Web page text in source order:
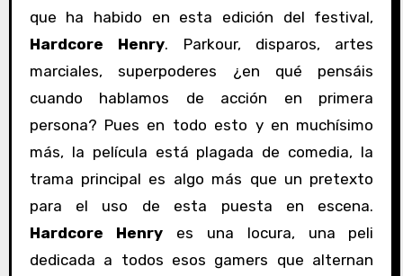
que ha habido en esta edición del festival,
Hardcore Henry. Parkour, disparos, artes
marciales, superpoderes ¿en qué pensáis
cuando hablamos de acción en primera
persona? Pues en todo esto y en muchísimo
más, la película está plagada de comedia, la
trama principal es algo más que un pretexto
para el uso de esta puesta en escena.
Hardcore Henry es una locura, una peli
dedicada a todos esos gamers que alternan